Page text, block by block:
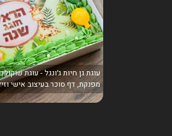
עוגת גן חיות ג׳ונגל - עוגת
מפנקת, דף סוכר בעיצוב אישי